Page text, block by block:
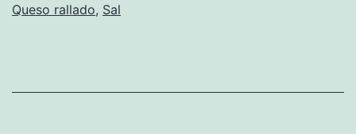
Queso rallado, Sal